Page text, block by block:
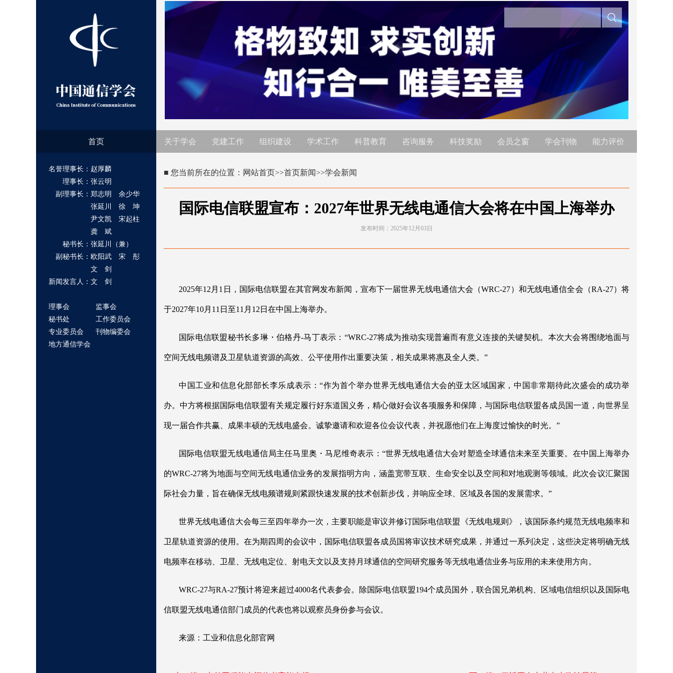
首页 关于学会 党建工作 组织建设 学术工作 科普教育 咨询服务 科技奖励 会员之窗 学会刊物 能力评价
名誉理事长：赵厚麟
理事长：张云明
副理事长：郑志明 余少华
张延川 徐 坤
尹文凯 宋起柱
龚 斌
秘书长：张延川（兼）
副秘书长：欧阳武 宋 彤
文 剑
新闻发言人：文 剑
理事会
监事会
秘书处
工作委员会
专业委员会
刊物编委会
地方通信学会
■ 您当前所在的位置： 网站首页>>首页新闻>>学会新闻
国际电信联盟宣布：2027年世界无线电通信大会将在中国上海举办
发布时间：2025年12月03日
2025年12月1日，国际电信联盟在其官网发布新闻，宣布下一届世界无线电通信大会（WRC-27）和无线电通信全会（RA-27）将
于2027年10月11日至11月12日在中国上海举办。
国际电信联盟秘书长多琳・伯格丹-马丁表示：“WRC-27将成为推动实现普遍而有意义连接的关键契机。本次大会将围绕地面与
空间无线电频谱及卫星轨道资源的高效、公平使用作出重要决策，相关成果将惠及全人类。”
中国工业和信息化部部长李乐成表示：“作为首个举办世界无线电通信大会的亚太区域国家，中国非常期待此次盛会的成功举
办。中方将根据国际电信联盟有关规定履行好东道国义务，精心做好会议各项服务和保障，与国际电信联盟各成员国一道，向世界呈
现一届合作共赢、成果丰硕的无线电盛会。诚挚邀请和欢迎各位会议代表，并祝愿他们在上海度过愉快的时光。”
国际电信联盟无线电通信局主任马里奥・马尼维奇表示：“世界无线电通信大会对塑造全球通信未来至关重要。在中国上海举办
的WRC-27将为地面与空间无线电通信业务的发展指明方向，涵盖宽带互联、生命安全以及空间和对地观测等领域。此次会议汇聚国
际社会力量，旨在确保无线电频谱规则紧跟快速发展的技术创新步伐，并响应全球、区域及各国的发展需求。”
世界无线电通信大会每三至四年举办一次，主要职能是审议并修订国际电信联盟《无线电规则》，该国际条约规范无线电频率和
卫星轨道资源的使用。在为期四周的会议中，国际电信联盟各成员国将审议技术研究成果，并通过一系列决定，这些决定将明确无线
电频率在移动、卫星、无线电定位、射电天文以及支持月球通信的空间研究服务等无线电通信业务与应用的未来使用方向。
WRC-27与RA-27预计将迎来超过4000名代表参会。除国际电信联盟194个成员国外，联合国兄弟机构、区域电信组织以及国际电
信联盟无线电通信部门成员的代表也将以观察员身份参与会议。
来源：工业和信息化部官网